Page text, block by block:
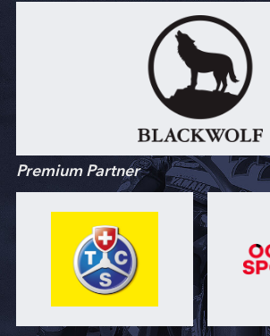
Premium Partner